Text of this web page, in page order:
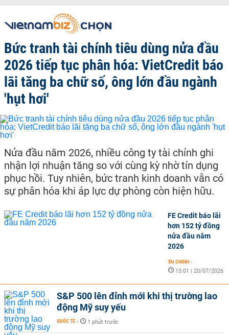
Bức tranh tài chính tiêu dùng nửa đầu
2026 tiếp tục phân hóa: VietCredit báo
lãi tăng ba chữ số, ông lớn đầu ngành
'hụt hơi'
Nửa đầu năm 2026, nhiều công ty tài chính ghi
nhận lợi nhuận tăng so với cùng kỳ nhờ tín dụng
phục hồi. Tuy nhiên, bức tranh kinh doanh vẫn có
sự phân hóa khi áp lực dự phòng còn hiện hữu.
FE Credit báo lãi
hơn 152 tỷ đồng
nửa đầu năm
2026
TÀI CHÍNH -
15:01 | 20/07/2026
S&P 500 lên đỉnh mới khi thị trường lao
động Mỹ suy yếu
QUỐC TẾ - 1 phút trước